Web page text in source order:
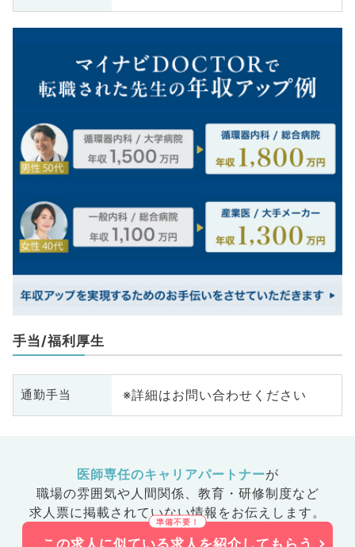
手当/福利厚生
通勤手当 ※詳細はお問い合わせください
医師専任のキャリアパートナーが
職場の雰囲気や人間関係、 教育・研修制度など
求人票に掲載されていない情報をお伝えします。